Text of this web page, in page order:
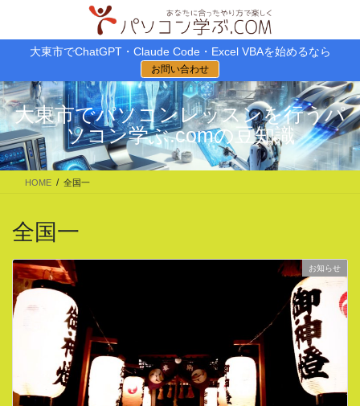
テ
に
移
ゲ
ョ
ン
移
動
大東市でChatGPT・Claude Code・Excel VBAを始めるなら
お問い合わせ
大東市でパソコンレッスンを行うパ
ソコン学ぶ.comの豆知識
HOME 全国一
全国一
お知らせ